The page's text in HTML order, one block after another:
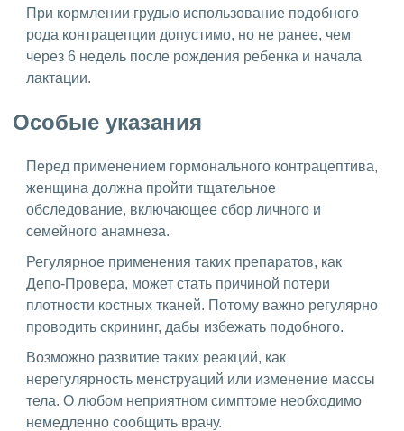
При кормлении грудью использование подобного
рода контрацепции допустимо, но не ранее, чем
через 6 недель после рождения ребенка и начала
лактации.
Особые указания
Перед применением гормонального контрацептива,
женщина должна пройти тщательное
обследование, включающее сбор личного и
семейного анамнеза.
Регулярное применения таких препаратов, как
Депо-Провера, может стать причиной потери
плотности костных тканей. Потому важно регулярно
проводить скрининг, дабы избежать подобного.
Возможно развитие таких реакций, как
нерегулярность менструаций или изменение массы
тела. О любом неприятном симптоме необходимо
немедленно сообщить врачу.